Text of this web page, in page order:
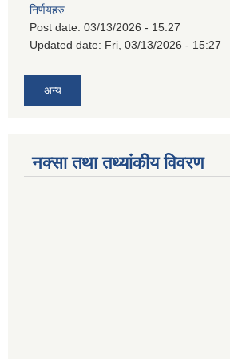
निर्णयहरु
Post date: 03/13/2026 - 15:27
Updated date: Fri, 03/13/2026 - 15:27
अन्य
नक्सा तथा तथ्यांकीय विवरण